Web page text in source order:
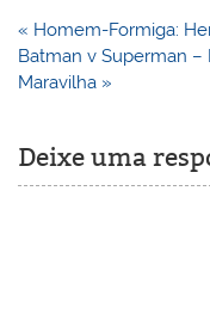
Navegação
de
Post
« Homem-Formiga:
Batman v Superman –
Maravilha »
Deixe uma